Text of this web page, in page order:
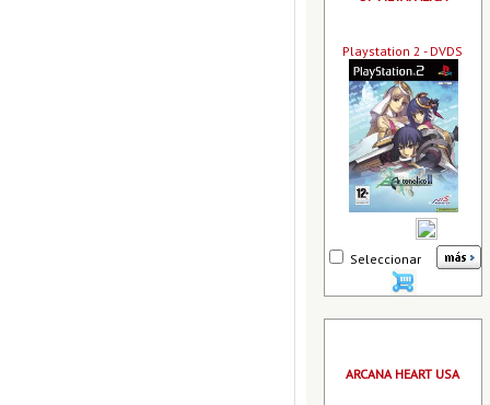
Playstation 2 - DVDS
Seleccionar
ARCANA HEART USA